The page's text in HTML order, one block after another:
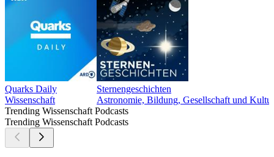
Quarks Daily
Wissenschaft
Sternengeschichten
Astronomie, Bildung, Gesellschaft und
Trending Wissenschaft Podcasts
Trending Wissenschaft Podcasts